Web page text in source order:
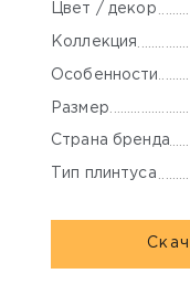
Цвет / декор
Коллекция
Особенности
Размер
Страна бренда
Тип плинтуса